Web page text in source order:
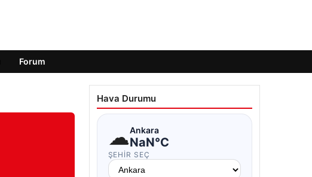
Forum
Hava Durumu
☁Ankara
NaN°C
ŞEHIR SEÇ